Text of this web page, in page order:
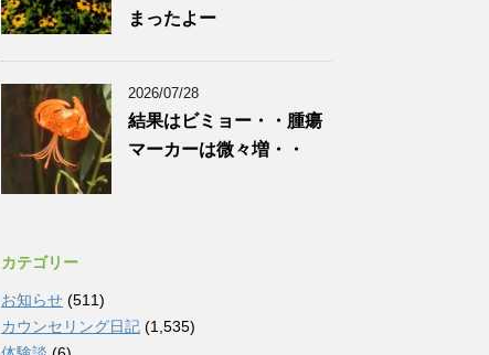
まったよー
2026/07/28
結果はビミョー・・腫瘍
マーカーは微々増・・
カテゴリー
お知らせ (511)
カウンセリング日記 (1,535)